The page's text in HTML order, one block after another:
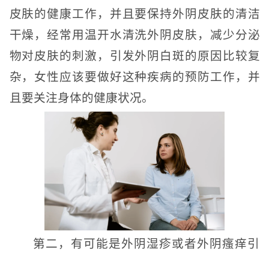
皮肤的健康工作，并且要保持外阴皮肤的清洁
干燥，经常用温开水清洗外阴皮肤，减少分泌
物对皮肤的刺激，引发外阴白斑的原因比较复
杂，女性应该要做好这种疾病的预防工作，并
且要关注身体的健康状况。
第二，有可能是外阴湿疹或者外阴瘙痒引